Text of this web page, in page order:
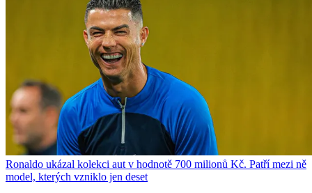
Ronaldo ukázal kolekci aut v hodnotě 700 milionů Kč. Patří mezi ně
model, kterých vzniklo jen deset